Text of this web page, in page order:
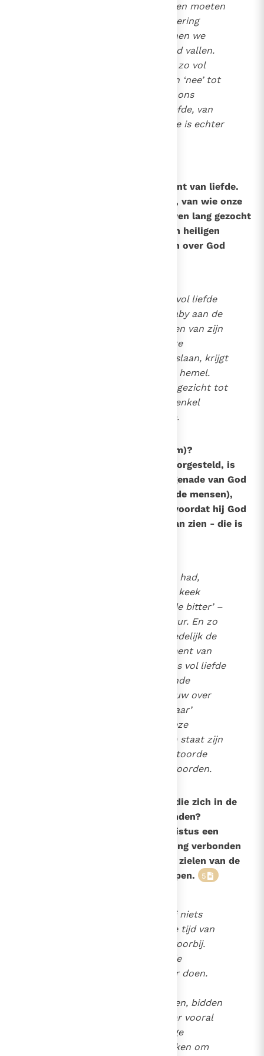
toen Hij ons schiep. Misschien moeten
we nog een proces van loutering
doormaken, misschien kunnen we
meteen in de armen van God vallen.
Maar misschien zijn we ook zo vol
boosheid en haat, zo vol van ‘nee’ tot
iedereen, dat we voor altijd ons
gezicht afwenden van de liefde, van
God. Een leven zonder liefde is echter
De hemel is het eindeloze moment van liefde.
Niets scheidt ons meer van God, van wie onze
ziel houdt en naar wie ze een leven lang gezocht
heeft. Samen met alle engelen en heiligen
mogen we ons voor altijd met en over God
Wie een verliefd stel elkaar vol liefde
ziet aankijken, of wie een baby aan de
moederborst ziet die de ogen van zijn
moeder zoekt alsof hij iedere
glimlachje voor altijd wil opslaan, krijgt
een vaag vermoeden van de hemel.
God te mogen zien, van aangezicht tot
aangezicht – dat is als één enkel
oneindig moment van liefde.
Wat is het vagevuur (purgatorium)?
Het vagevuur, vaak als plaats voorgesteld, is
eerder een toestand. Wie in de genade van God
sterft (dus in vrede met God en de mensen),
maar nog loutering nodig heeft voordat hij God
van aangezicht tot aangezicht kan zien - die is
Toen Petrus Jezus verraden had,
draaide de Heer zich om en keek
Petrus aan: ‘En Petrus huilde bitter’ –
een gevoel als in het vagevuur. En zo
wacht vermoedelijk de
meeste mensen in het moment van
onze dood: de Heer kijkt ons vol liefde
aan – en wij voelen brandende
schaamte en smartelijke rouw over
ons kwade of ook ‘alleen maar’
liefdeloze gedrag. Pas na deze
louterende pijn zullen we in staat zijn
zijn liefdevolle blik in ongestoorde
hemelse vreugde te beantwoorden.
Kunnen wij overledenen helpen die zich in de
toestand van het vagevuur bevinden?
Ja, omdat alle gedoopten in Christus een
gemeenschap vormen en onderling verbonden
zijn, kunnen ook de levenden de zielen van de
overledenen in het vagevuur helpen.
5
Als de mens dood is, kan hij niets
meer voor zichzelf doen. De tijd van
het actieve waar maken is voorbij.
Maar wij kunnen iets voor de
overledenen in het vagevuur doen.
hiernamaals. Door ons vasten, bidden
en onze goede werken, maar vooral
door de viering van de heilige
kunnen wij smeken om